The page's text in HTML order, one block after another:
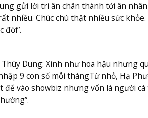
gửi lời tri ân chân thành tới ân
nhiều. Chúc chú thật nhiều sức
đời”.
Thùy Dung: Xinh như hoa hậu nhưng
9 con số mỗi thángTừ nhỏ, Hạ
để vào showbiz nhưng vốn là người